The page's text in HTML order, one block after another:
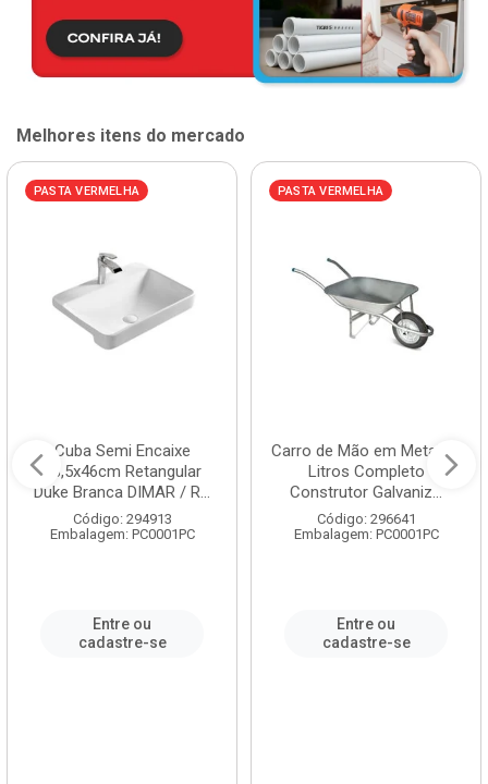
Melhores itens do mercado
PASTA VERMELHA
Cuba Semi Encaixe
58,5x46cm Retangular
Duke Branca DIMAR / R...
Código: 294913
Embalagem: PC0001PC
Entre ou
cadastre-se
PASTA VERMELHA
Carro de Mão em Metal 60
Litros Completo
Construtor Galvaniz...
Código: 296641
Embalagem: PC0001PC
Entre ou
cadastre-se